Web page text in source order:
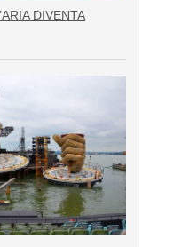
DIVENTA